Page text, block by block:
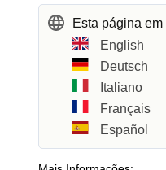
Esta página
English
Deutsch
Italiano
Français
Español